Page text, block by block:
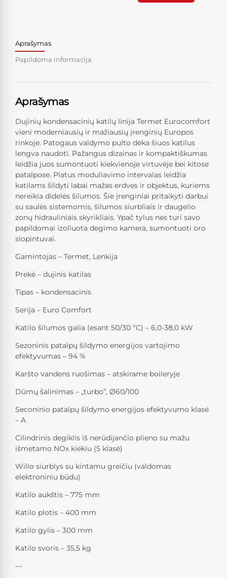
Aprašymas
Papildoma informacija
Aprašymas
Dujinių kondensacinių katilų linija Termet Eurocomfort
vieni moderniausių ir mažiausių įrenginių Europos
rinkoje. Patogaus valdymo pulto dėka šiuos katilus
lengva naudoti. Pažangus dizainas ir kompaktiškumas
leidžia juos sumontuoti kiekvienoje virtuvėje bei kitose
patalpose. Platus moduliavimo intervalas leidžia
katilams šildyti labai mažas erdves ir objektus, kuriems
nereikia didelės šilumos. Šie įrenginiai pritaikyti darbui
su saulės sistemomis, šilumos siurbliais ir daugelio
zonų hidrauliniais skyrikliais. Ypač tylus nes turi savo
papildomai izoliuota degimo kamera, sumontuoti oro
slopintuvai.
Gamintojas – Termet, Lenkija
Prekė – dujinis katilas
Tipas – kondensacinis
Serija – Euro Comfort
Katilo šilumos galia (esant 50/30 ºC) – 6,0-38,0 kW
Sezoninis patalpų šildymo energijos vartojimo
efektyvumas – 94 %
Karšto vandens ruošimas – atskirame boileryje
Dūmų šalinimas – „turbo”, Ø60/100
Seconinio patalpų šildymo energijos efektyvumo klasė
– A
Cilindrinis degiklis iš nerūdijančio plieno su mažu
išmetamo NOx kiekiu (5 klasė)
Willo siurblys su kintamu greičiu (valdomas
elektroniniu būdu)
Katilo aukštis – 775 mm
Katilo plotis – 400 mm
Katilo gylis – 300 mm
Katilo svoris – 35,5 kg
—